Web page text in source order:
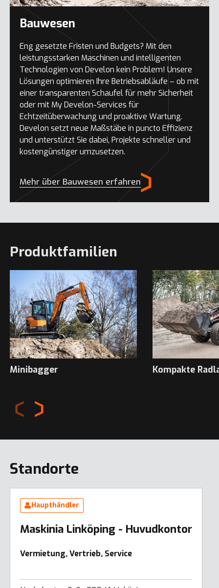
Bauwesen
Eng gesetzte Fristen und Budgets? Mit den
leistungsstarken Maschinen und intelligenten
Technologien von Develon kein Problem! Unsere
Lösungen optimieren Ihre Betriebsabläufe – ob mit
einer transparenten Schaufel für mehr Sicherheit
oder mit My Develon-Services für
Echtzeitüberwachung und proaktive Wartung.
Develon setzt neue Maßstäbe in puncto Effizienz
und unterstützt Sie dabei, Projekte schneller und
kostengünstiger umzusetzen.
Mehr über Bauwesen erfahren
Produktfamilien
Minibagger Kompakte
Standorte
Haupthändler
Maskinia Linköping - Huvudkontor
Vermietung, Vertrieb, Service